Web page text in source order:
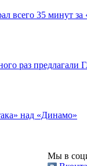
всего 35 минут за
раз предлагали
над «Динамо»
Мы в